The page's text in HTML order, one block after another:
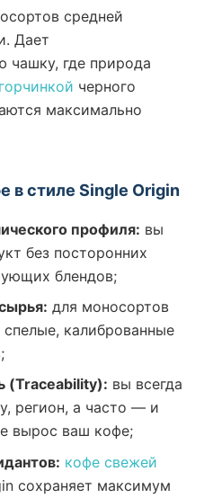
средней
Дает
чашку, где природа
черного
максимально
в стиле Single Origin
профиля: вы
без посторонних
блендов;
для моносортов
калиброванные
(Traceability): вы всегда
регион, а часто — и
вырос ваш кофе;
кофе свежей
сохраняет максимум